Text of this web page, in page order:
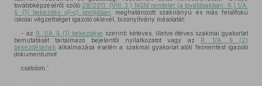
továbbképzéséről szóló 28/2011. (VIII. 3.) NGM rendelet (a továbbiakban: R.) 1/A.
§ (1) bekezdés a)–c) pontjában
meghatározott szakirányú és más felsőfokú
iskolai végzettséget igazoló oklevél, bizonyítvány másolatát;
- az R. 1/A. § (1) bekezdése szerinti kétéves, illetve ötéves szakmai gyakorlat
bemutatását tartalmazó bejelentői nyilatkozatot vagy az R. 1/A. § (2)
bekezdésének alkalmazása esetén a szakmai gyakorlat alóli felmentést igazoló
dokumentumot
csatolom.”